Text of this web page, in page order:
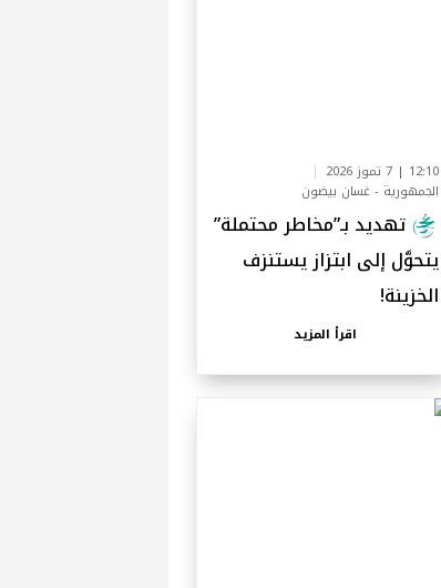
12:10 | 7 تموز 2026
الجمهورية - غسان بيضون
تهديد بـ”مخاطر محتملة”
يتحوَّل إلى ابتزاز يستنزف
الخزينة!
اقرأ المزيد